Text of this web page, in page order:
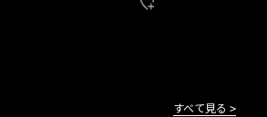
すべて見る